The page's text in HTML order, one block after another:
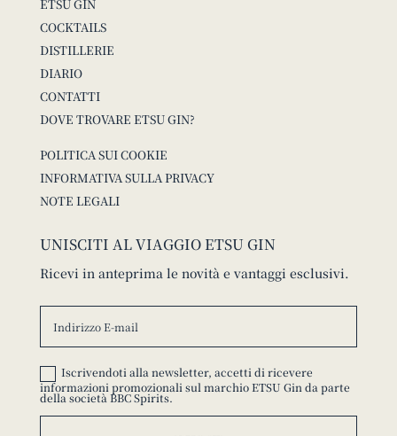
ETSU GIN
COCKTAILS
DISTILLERIE
DIARIO
CONTATTI
DOVE TROVARE ETSU GIN?
POLITICA SUI COOKIE
INFORMATIVA SULLA PRIVACY
NOTE LEGALI
UNISCITI AL VIAGGIO ETSU GIN
Ricevi in anteprima le novità e vantaggi esclusivi.
Iscrivendoti alla newsletter, accetti di ricevere
informazioni promozionali sul marchio ETSU Gin da parte
della società BBC Spirits.